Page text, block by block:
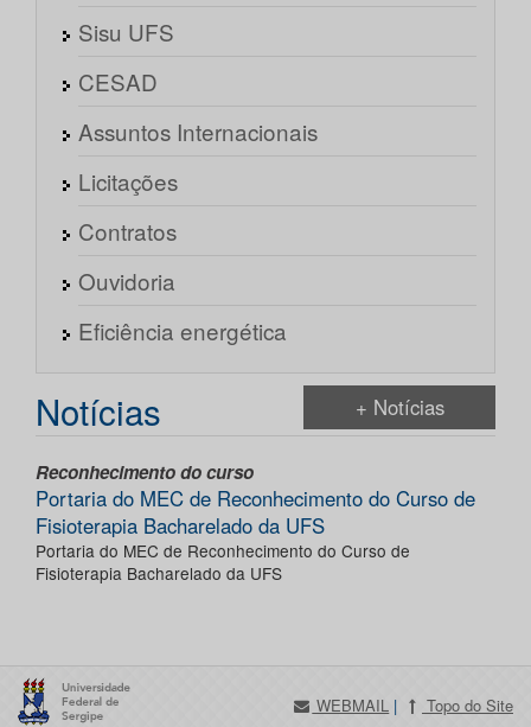
Sisu UFS
CESAD
Assuntos Internacionais
Licitações
Contratos
Ouvidoria
Eficiência energética
Notícias + Notícias
Reconhecimento do curso
Portaria do MEC de Reconhecimento do Curso de
Fisioterapia Bacharelado da UFS
Portaria do MEC de Reconhecimento do Curso de
Fisioterapia Bacharelado da UFS
WEBMAIL | Topo do Site